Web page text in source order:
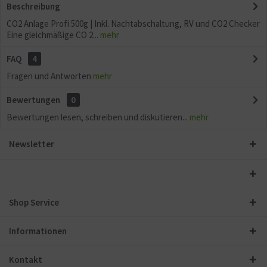
Beschreibung
CO2 Anlage Profi 500g | Inkl. Nachtabschaltung, RV und CO2 Checker
Eine gleichmäßige CO 2... mehr
FAQ
4
Fragen und Antworten mehr
Bewertungen
0
Bewertungen lesen, schreiben und diskutieren... mehr
Newsletter
Shop Service
Informationen
Kontakt